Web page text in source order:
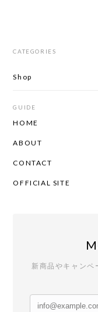
CATEGORIES
Shop
GUIDE
HOME
ABOUT
CONTACT
OFFICIAL SITE
新商品やキャンペ